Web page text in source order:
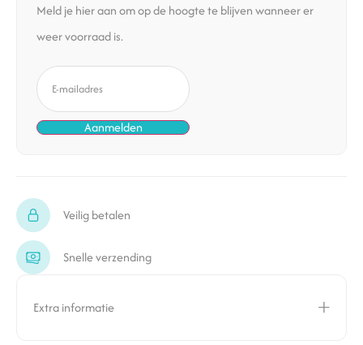
Meld je hier aan om op de hoogte te blijven wanneer er
weer voorraad is.
Veilig betalen
Snelle verzending
Extra informatie